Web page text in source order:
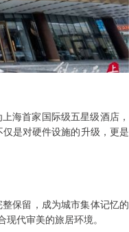
海首家国际级五星级酒店，
是对硬件设施的升级，更是
保留，成为城市集体记忆的
代审美的旅居环境。
43.13 0.93%